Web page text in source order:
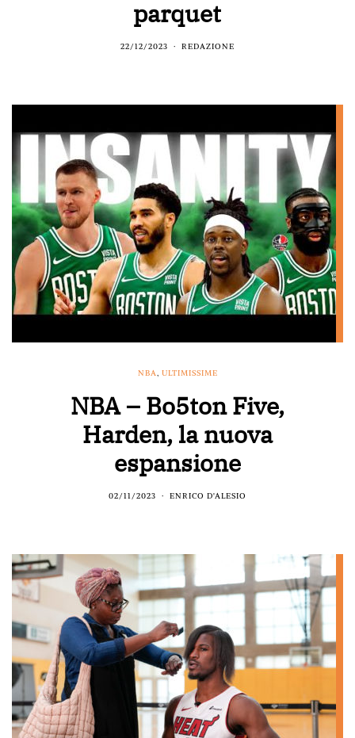
parquet
22/12/2023 REDAZIONE
NBA, ULTIMISSIME
NBA – Bo5ton Five,
Harden, la nuova
espansione
02/11/2023 ENRICO D'ALESIO